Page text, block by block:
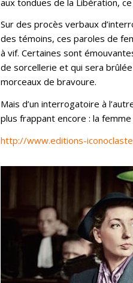
Sur des procès verbaux
des témoins, ces paroles de
à vif. Certaines sont
de sorcellerie et qui sera
morceaux de bravoure.
Mais d’un interrogatoire à
plus frappant encore : la
http://www.editions-